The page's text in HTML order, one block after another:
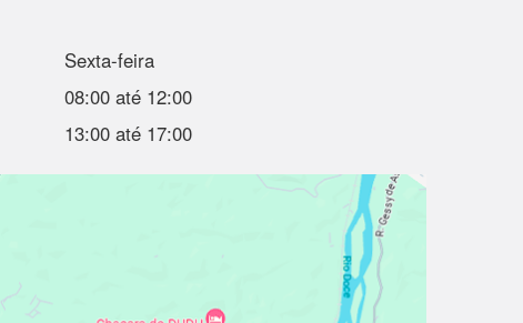
Sexta-feira
08:00 até 12:00
13:00 até 17:00